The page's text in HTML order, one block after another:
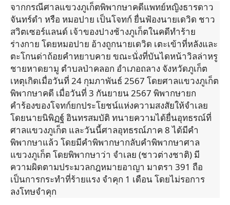
จากกรณีศาลแขวงภูเก็ตพิพากษาคดีแพทย์หญิงธารดาว
จันทร์ดำ หรือ หมอปาย เป็นโจทก์ ยื่นฟ้องนายเดวิด ชาว
สวิตเซอร์แลนด์ เจ้าของปางช้างภูเก็ตในคดีทำร้าย
ร่างกาย โดยหมอปาย อ้างถูกนายเดวิด เตะเข้าที่หลังและ
ตะโกนด่าถ้อยคำหยาบคาย ขณะนั่งที่บันไดหน้าวิลล่าหรู
ชายหาดยามู ตำบลป่าคลอก อำเภอถลาง จังหวัดภูเก็ต
เหตุเกิดเมื่อวันที่ 24 กุมภาพันธ์ 2567 โดยศาลแขวงภูเก็ต
พิพากษาคดี เมื่อวันที่ 3 กันยายน 2567 พิพากษายก
คำร้องของโจทก์ยกประโยชน์แห่งความสงสัยให้จำเลย
โดยนายนิพิฏฐ์ อินทรสมบัติ ทนายความได้ยื่นอุทธรณ์ที่
ศาลแขวงภูเก็ต และวันนี้ศาลอุทธรณ์ภาค 8 ได้มีคำ
พิพากษาแล้ว โดยมีคำพิพากษากลับคำพิพากษาศาล
แขวงภูเก็ต โดยพิพากษาว่า จำเลย (ชาวต่างชาติ) มี
ความผิดตามประมวลกฎหมายอาญา มาตรา 391 ถือ
เป็นการกระทำที่ร้ายแรง จำคุก 1 เดือน โดยไม่รอการ
ลงโทษจำคุก